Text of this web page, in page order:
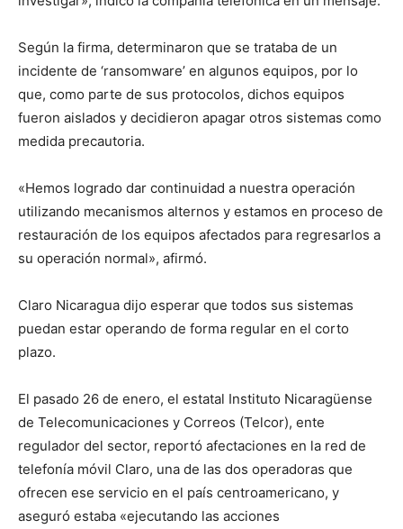
Según la firma, determinaron que se trataba de un
incidente de ‘ransomware’ en algunos equipos, por lo
que, como parte de sus protocolos, dichos equipos
fueron aislados y decidieron apagar otros sistemas como
medida precautoria.
«Hemos logrado dar continuidad a nuestra operación
utilizando mecanismos alternos y estamos en proceso de
restauración de los equipos afectados para regresarlos a
su operación normal», afirmó.
Claro Nicaragua dijo esperar que todos sus sistemas
puedan estar operando de forma regular en el corto
plazo.
El pasado 26 de enero, el estatal Instituto Nicaragüense
de Telecomunicaciones y Correos (Telcor), ente
regulador del sector, reportó afectaciones en la red de
telefonía móvil Claro, una de las dos operadoras que
ofrecen ese servicio en el país centroamericano, y
aseguró estaba «ejecutando las acciones